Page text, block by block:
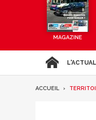
MAGAZINE
ACCUEIL